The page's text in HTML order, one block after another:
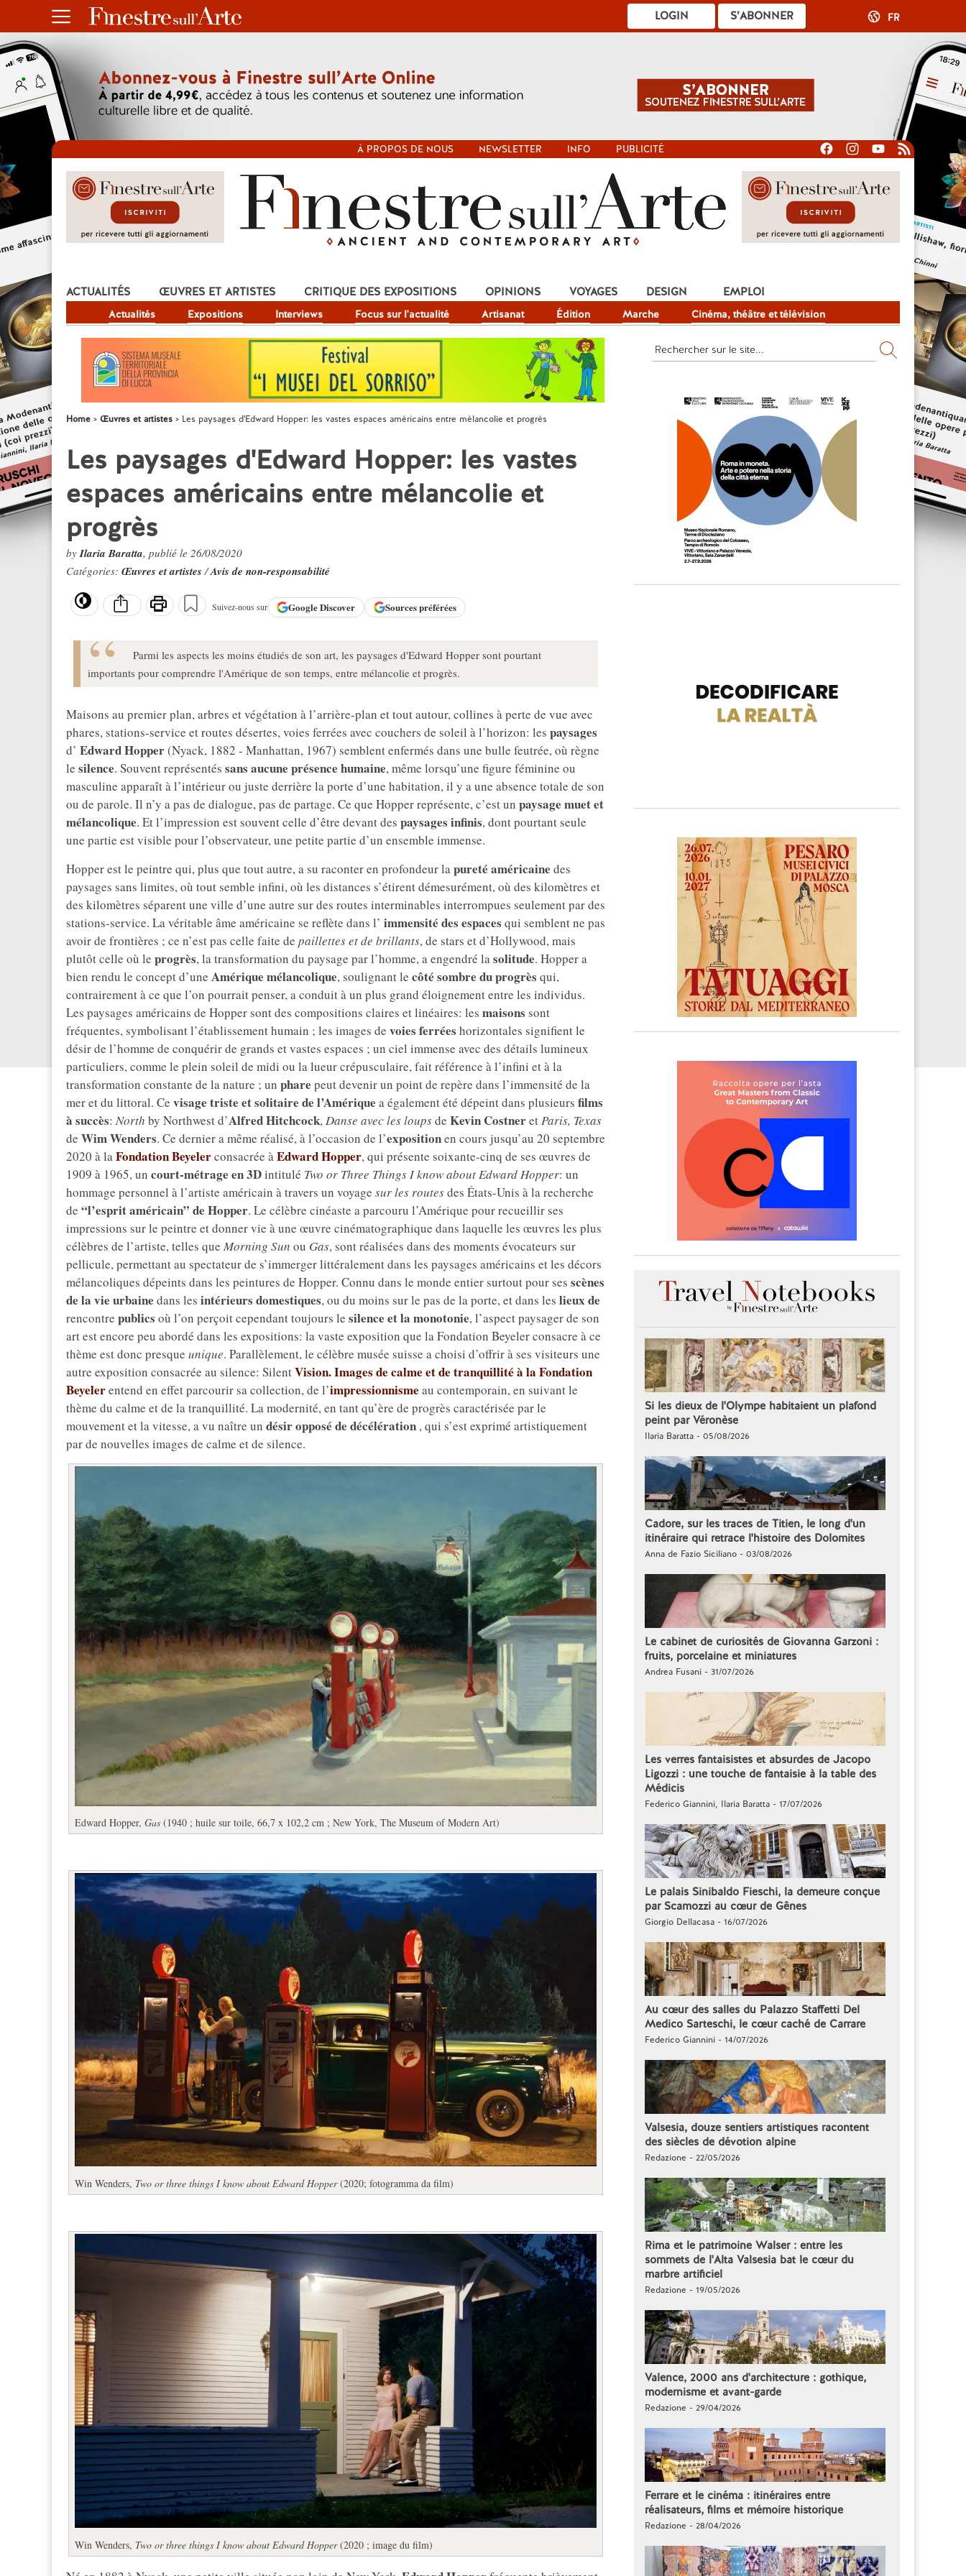
S’ABONNER
LOGIN FR
À PROPOS DE NOUS NEWSLETTER INFO PUBLICITÉ
ACTUALITÉS
Actualités Expositions Interviews Focus sur l'actualité Artisanat Édition Marche Cinéma, théâtre et télévision
ŒUVRES ET ARTISTES CRITIQUE DES EXPOSITIONS OPINIONS VOYAGES DESIGN EMPLOI
Home Œuvres et artistes Les paysages d'Edward Hopper: les vastes espaces américains entre mélancolie et progrès
Les paysages d'Edward Hopper: les vastes
espaces américains entre mélancolie et
progrès
byIlaria Baratta, publié le 26/08/2020
Catégories: Œuvres et artistes/Avis de non-responsabilité
Suivez-nous sur GoogleDiscover Sources préférées
Parmi les aspects les moins étudiés de son art, les paysages d'Edward Hopper sont pourtant
importants pour comprendre l'Amérique de son temps, entre mélancolie et progrès.
Maisons au premier plan, arbres et végétation à l’arrière-plan et tout autour, collines à perte de vue avec
phares, stations-service et routes désertes, voies ferrées avec couchers de soleil à l’horizon: les paysages
d’ Edward Hopper(Nyack, 1882 - Manhattan, 1967) semblent enfermés dans une bulle feutrée, où règne
le silence. Souvent représentés sans aucune présence humaine, même lorsqu’une figure féminine ou
masculine apparaît à l’intérieur ou juste derrière la porte d’une habitation, il y a une absence totale de son
ou de parole. Il n’y a pas de dialogue, pas de partage. Ce que Hopper représente, c’est un paysage muet et
mélancolique. Et l’impression est souvent celle d’être devant des paysages infinis, dont pourtant seule
une partie est visible pour l’observateur, une petite partie d’un ensemble immense.
Hopper est le peintre qui, plus que tout autre, a su raconter en profondeur lapureté américaine des
paysages sans limites, où tout semble infini, où les distances s’étirent démesurément, où des kilomètres et
des kilomètres séparent une ville d’une autre sur des routes interminables interrompues seulement par des
stations-service. La véritable âme américaine se reflète dans l’ immensité des espaces qui semblent ne pas
avoir de frontières ; ce n’est pas celle faite de paillettes et de brillants, de stars et d’Hollywood, mais
plutôt celle où le progrès, la transformation du paysage par l’homme, a engendré lasolitude. Hopper a
bien rendu le concept d’une Amérique mélancolique, soulignant le côté sombre du progrès qui,
contrairement à ce que l’on pourrait penser, a conduit à un plus grand éloignement entre les individus.
Les paysages américains de Hopper sont des compositions claires et linéaires: les maisons sont
fréquentes, symbolisant l’établissement humain ; les images de voies ferrées horizontales signifient le
désir de l’homme de conquérir de grands et vastes espaces ; un ciel immense avec des détails lumineux
particuliers, comme le plein soleil de midi ou la lueur crépusculaire, fait référence à l’infini et à la
transformation constante de la nature ; un phare peut devenir un point de repère dans l’immensité de la
mer et du littoral. Ce visage triste et solitaire de l’Amérique a également été dépeint dans plusieurs films
à succès: North by Northwest d’Alfred Hitchcock,Danse avec les loupsde Kevin CostneretParis, Texas
de Wim Wenders. Ce dernier a même réalisé, à l’occasion de l’expositionen cours jusqu’au 20 septembre
2020 à laFondation Beyelerconsacrée àEdward Hopper, qui présente soixante-cinq de ses œuvres de
1909 à 1965, un court-métrage en 3Dintitulé Two or Three Things I know about Edward Hopper: un
hommage personnel à l’artiste américain à travers un voyage sur les routesdes États-Unis à la recherche
de “l’esprit américain” de Hopper. Le célèbre cinéaste a parcouru l’Amérique pour recueillir ses
impressions sur le peintre et donner vie à une œuvre cinématographique dans laquelle les œuvres les plus
célèbres de l’artiste, telles que Morning Sun ou Gas, sont réalisées dans des moments évocateurs sur
pellicule, permettant au spectateur de s’immerger littéralement dans les paysages américains et les décors
mélancoliques dépeints dans les peintures de Hopper. Connu dans le monde entier surtout pour ses scènes
de la vie urbaine dans les intérieurs domestiques, ou du moins sur le pas de la porte, et dans les lieux de
rencontre publics où l’on perçoit cependant toujours le silence et la monotonie, l’aspect paysager de son
art est encore peu abordé dans les expositions: la vaste exposition que la Fondation Beyeler consacre à ce
thème est donc presque unique. Parallèlement, le célèbre musée suisse a choisi d’offrir à ses visiteurs une
autre exposition consacrée au silence: SilentVision. Images de calme et de tranquillité à la Fondation
Beyelerentend en effet parcourir sa collection, de l’impressionnisme au contemporain, en suivant le
thème du calme et de la tranquillité. La modernité, en tant qu’ère de progrès caractérisée par le
mouvement et la vitesse, a vu naître un désir opposé de décélération , qui s’est exprimé artistiquement
par de nouvelles images de calme et de silence.
Edward Hopper, Gas (1940 ; huile sur toile, 66,7 x 102,2 cm ; New York, The Museum of Modern Art)
Win Wenders, Two or three things I know about Edward Hopper(2020; fotogramma da film)
Win Wenders, Two or three things I know about Edward Hopper(2020 ; image du film)
Si les dieux de l'Olympe habitaient un plafond
peint par Véronèse
Ilaria Baratta - 05/08/2026
Cadore, sur les traces de Titien, le long d'un
itinéraire qui retrace l'histoire des Dolomites
Anna de Fazio Siciliano - 03/08/2026
Le cabinet de curiosités de Giovanna Garzoni :
fruits, porcelaine et miniatures
Andrea Fusani - 31/07/2026
Les verres fantaisistes et absurdes de Jacopo
Ligozzi : une touche de fantaisie à la table des
Médicis
Federico Giannini, Ilaria Baratta - 17/07/2026
Le palais Sinibaldo Fieschi, la demeure conçue
par Scamozzi au cœur de Gênes
Giorgio Dellacasa - 16/07/2026
Au cœur des salles du Palazzo Staffetti Del
Medico Sarteschi, le cœur caché de Carrare
Federico Giannini - 14/07/2026
Valsesia, douze sentiers artistiques racontent
des siècles de dévotion alpine
Redazione - 22/05/2026
Rima et le patrimoine Walser : entre les
sommets de l'Alta Valsesia bat le cœur du
marbre artificiel
Redazione - 19/05/2026
Valence, 2000 ans d'architecture : gothique,
modernisme et avant-garde
Redazione - 29/04/2026
Ferrare et le cinéma : itinéraires entre
réalisateurs, films et mémoire historique
Redazione - 28/04/2026